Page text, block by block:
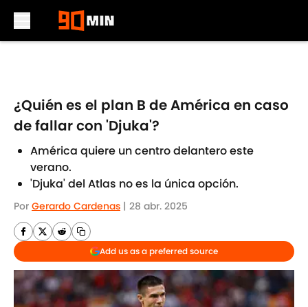
¿Quién es el plan B de América en caso
de fallar con 'Djuka'?
América quiere un centro delantero este
verano.
'Djuka' del Atlas no es la única opción.
Por Gerardo Cardenas | 28 abr. 2025
Add us as a preferred source